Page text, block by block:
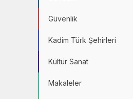
Güvenlik
Kadim Türk Şehirleri
Kültür Sanat
Makaleler